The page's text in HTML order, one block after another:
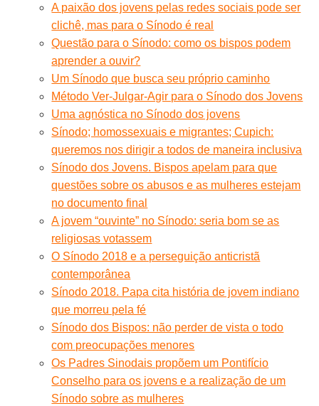
A paixão dos jovens pelas redes sociais pode ser
clichê, mas para o Sínodo é real
Questão para o Sínodo: como os bispos podem
aprender a ouvir?
Um Sínodo que busca seu próprio caminho
Método Ver-Julgar-Agir para o Sínodo dos Jovens
Uma agnóstica no Sínodo dos jovens
Sínodo; homossexuais e migrantes; Cupich:
queremos nos dirigir a todos de maneira inclusiva
Sínodo dos Jovens. Bispos apelam para que
questões sobre os abusos e as mulheres estejam
no documento final
A jovem “ouvinte” no Sínodo: seria bom se as
religiosas votassem
O Sínodo 2018 e a perseguição anticristã
contemporânea
Sínodo 2018. Papa cita história de jovem indiano
que morreu pela fé
Sínodo dos Bispos: não perder de vista o todo
com preocupações menores
Os Padres Sinodais propõem um Pontifício
Conselho para os jovens e a realização de um
Sínodo sobre as mulheres